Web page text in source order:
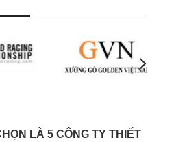
LÀ 5 CÔNG TY THIẾT